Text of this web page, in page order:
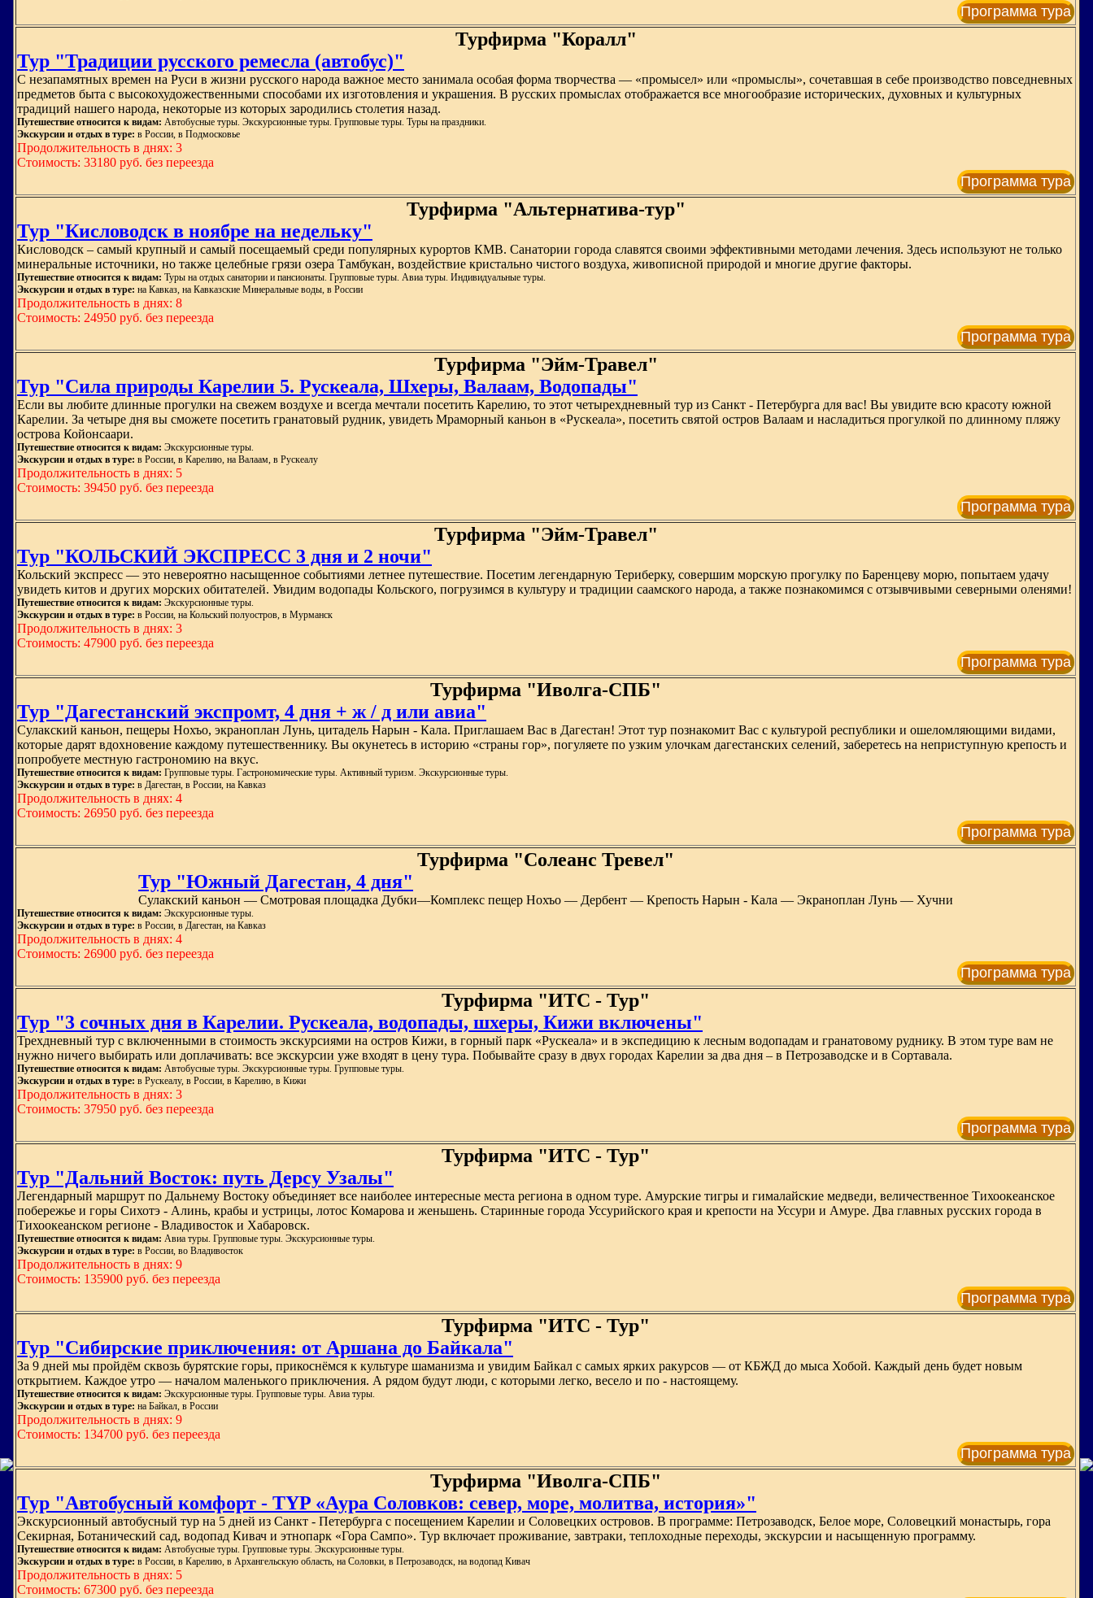
Программа тура
Турфирма "Коралл"
Тур "Традиции русского ремесла (автобус)"
С незапамятных времен на Руси в жизни русского народа важное место занимала особая форма творчества — «промысел» или «промыслы», сочетавшая в себе производство повседневных
предметов быта с высокохудожественными способами их изготовления и украшения. В русских промыслах отображается все многообразие исторических, духовных и культурных
традиций нашего народа, некоторые из которых зародились столетия назад.
Путешествие относится к видам: Автобусные туры. Экскурсионные туры. Групповые туры. Туры на праздники.
Экскурсии и отдых в туре: в России, в Подмосковье
Продолжительность в днях: 3
Стоимость: 33180 руб. без переезда
Программа тура
Турфирма "Альтернатива-тур"
Тур "Кисловодск в ноябре на недельку"
Кисловодск – самый крупный и самый посещаемый среди популярных курортов КМВ. Санатории города славятся своими эффективными методами лечения. Здесь используют не только
минеральные источники, но также целебные грязи озера Тамбукан, воздействие кристально чистого воздуха, живописной природой и многие другие факторы.
Путешествие относится к видам: Туры на отдых санатории и пансионаты. Групповые туры. Авиа туры. Индивидуальные туры.
Экскурсии и отдых в туре: на Кавказ, на Кавказские Минеральные воды, в России
Продолжительность в днях: 8
Стоимость: 24950 руб. без переезда
Программа тура
Турфирма "Эйм-Травел"
Тур "Сила природы Карелии 5. Рускеала, Шхеры, Валаам, Водопады"
Если вы любите длинные прогулки на свежем воздухе и всегда мечтали посетить Карелию, то этот четырехдневный тур из Санкт - Петербурга для вас! Вы увидите всю красоту южной
Карелии. За четыре дня вы сможете посетить гранатовый рудник, увидеть Мраморный каньон в «Рускеала», посетить святой остров Валаам и насладиться прогулкой по длинному пляжу
острова Койонсаари.
Путешествие относится к видам: Экскурсионные туры.
Экскурсии и отдых в туре: в России, в Карелию, на Валаам, в Рускеалу
Продолжительность в днях: 5
Стоимость: 39450 руб. без переезда
Программа тура
Турфирма "Эйм-Травел"
Тур "КОЛЬСКИЙ ЭКСПРЕСС 3 дня и 2 ночи"
Кольский экспресс — это невероятно насыщенное событиями летнее путешествие. Посетим легендарную Териберку, совершим морскую прогулку по Баренцеву морю, попытаем удачу
увидеть китов и других морских обитателей. Увидим водопады Кольского, погрузимся в культуру и традиции саамского народа, а также познакомимся с отзывчивыми северными оленями!
Путешествие относится к видам: Экскурсионные туры.
Экскурсии и отдых в туре: в России, на Кольский полуостров, в Мурманск
Продолжительность в днях: 3
Стоимость: 47900 руб. без переезда
Программа тура
Турфирма "Иволга-СПБ"
Тур "Дагестанский экспромт, 4 дня + ж / д или авиа"
Сулакский каньон, пещеры Нохъо, экраноплан Лунь, цитадель Нарын - Кала. Приглашаем Вас в Дагестан! Этот тур познакомит Вас с культурой республики и ошеломляющими видами,
которые дарят вдохновение каждому путешественнику. Вы окунетесь в историю «страны гор», погуляете по узким улочкам дагестанских селений, заберетесь на неприступную крепость и
попробуете местную гастрономию на вкус.
Путешествие относится к видам: Групповые туры. Гастрономические туры. Активный туризм. Экскурсионные туры.
Экскурсии и отдых в туре: в Дагестан, в России, на Кавказ
Продолжительность в днях: 4
Стоимость: 26950 руб. без переезда
Программа тура
Турфирма "Солеанс Тревел"
Тур "Южный Дагестан, 4 дня"
Сулакский каньон — Смотровая площадка Дубки—Комплекс пещер Нохъо — Дербент — Крепость Нарын - Кала — Экраноплан Лунь — Хучни
Путешествие относится к видам: Экскурсионные туры.
Экскурсии и отдых в туре: в России, в Дагестан, на Кавказ
Продолжительность в днях: 4
Стоимость: 26900 руб. без переезда
Программа тура
Турфирма "ИТС - Тур"
Тур "3 сочных дня в Карелии. Рускеала, водопады, шхеры, Кижи включены"
Трехдневный тур с включенными в стоимость экскурсиями на остров Кижи, в горный парк «Рускеала» и в экспедицию к лесным водопадам и гранатовому руднику. В этом туре вам не
нужно ничего выбирать или доплачивать: все экскурсии уже входят в цену тура. Побывайте сразу в двух городах Карелии за два дня – в Петрозаводске и в Сортавала.
Путешествие относится к видам: Автобусные туры. Экскурсионные туры. Групповые туры.
Экскурсии и отдых в туре: в Рускеалу, в России, в Карелию, в Кижи
Продолжительность в днях: 3
Стоимость: 37950 руб. без переезда
Программа тура
Турфирма "ИТС - Тур"
Тур "Дальний Восток: путь Дерсу Узалы"
Легендарный маршрут по Дальнему Востоку объединяет все наиболее интересные места региона в одном туре. Амурские тигры и гималайские медведи, величественное Тихоокеанское
побережье и горы Сихотэ - Алинь, крабы и устрицы, лотос Комарова и женьшень. Старинные города Уссурийского края и крепости на Уссури и Амуре. Два главных русских города в
Тихоокеанском регионе - Владивосток и Хабаровск.
Путешествие относится к видам: Авиа туры. Групповые туры. Экскурсионные туры.
Экскурсии и отдых в туре: в России, во Владивосток
Продолжительность в днях: 9
Стоимость: 135900 руб. без переезда
Программа тура
Турфирма "ИТС - Тур"
Тур "Сибирские приключения: от Аршана до Байкала"
За 9 дней мы пройдём сквозь бурятские горы, прикоснёмся к культуре шаманизма и увидим Байкал с самых ярких ракурсов — от КБЖД до мыса Хобой. Каждый день будет новым
открытием. Каждое утро — началом маленького приключения. А рядом будут люди, с которыми легко, весело и по - настоящему.
Путешествие относится к видам: Экскурсионные туры. Групповые туры. Авиа туры.
Экскурсии и отдых в туре: на Байкал, в России
Продолжительность в днях: 9
Стоимость: 134700 руб. без переезда
Программа тура
Турфирма "Иволга-СПБ"
Тур "Автобусный комфорт - TYP «Аура Соловков: север, море, молитва, история»"
Экскурсионный автобусный тур на 5 дней из Санкт - Петербурга с посещением Карелии и Соловецких островов. В программе: Петрозаводск, Белое море, Соловецкий монастырь, гора
Секирная, Ботанический сад, водопад Кивач и этнопарк «Гора Сампо». Тур включает проживание, завтраки, теплоходные переходы, экскурсии и насыщенную программу.
Путешествие относится к видам: Автобусные туры. Групповые туры. Экскурсионные туры.
Экскурсии и отдых в туре: в России, в Карелию, в Архангельскую область, на Соловки, в Петрозаводск, на водопад Кивач
Продолжительность в днях: 5
Стоимость: 67300 руб. без переезда